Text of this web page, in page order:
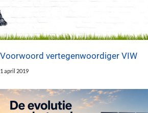
Voorwoord vertegenwoordiger VIW
1 april 2019